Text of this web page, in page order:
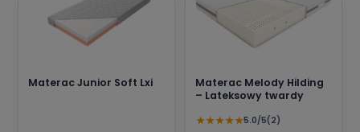
Materac Junior Soft Lxi
Materac Melody Hilding
– Lateksowy twardy
★★★★★5.0/5(2)